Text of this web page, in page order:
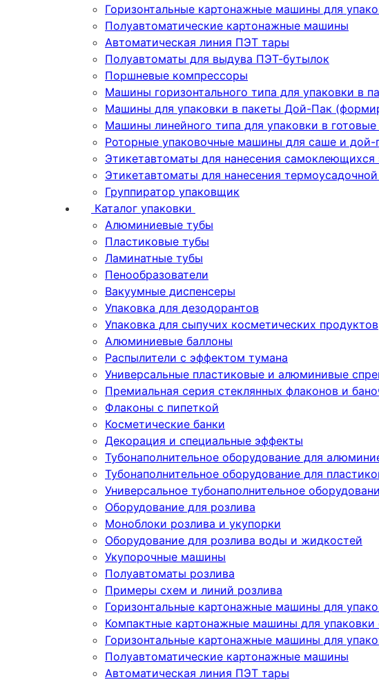
Горизонтальные картонажные машины для
Полуавтоматические картонажные машины
Автоматическая линия ПЭТ тары
Полуавтоматы для выдува ПЭТ-бутылок
Поршневые компрессоры
Машины горизонтального типа для упаковки в
Машины для упаковки в пакеты Дой-Пак
Машины линейного типа для упаковки в
Роторные упаковочные машины для саше и дой-
Этикетавтоматы для нанесения самоклеющихся
Этикетавтоматы для нанесения
Группиратор упаковщик
Каталог упаковки
Алюминиевые тубы
Пластиковые тубы
Ламинатные тубы
Пенообразователи
Вакуумные диспенсеры
Упаковка для дезодорантов
Упаковка для сыпучих косметических продуктов
Алюминиевые баллоны
Распылители с эффектом тумана
Универсальные пластиковые и алюминивые
Премиальная серия стеклянных флаконов и
Флаконы с пипеткой
Косметические банки
Декорация и специальные эффекты
Тубонаполнительное оборудование для
Тубонаполнительное оборудование для
Универсальное тубонаполнительное
Оборудование для розлива
Моноблоки розлива и укупорки
Оборудование для розлива воды и жидкостей
Укупорочные машины
Полуавтоматы розлива
Примеры схем и линий розлива
Горизонтальные картонажные машины для
Компактные картонажные машины для
Горизонтальные картонажные машины для
Полуавтоматические картонажные машины
Автоматическая линия ПЭТ тары